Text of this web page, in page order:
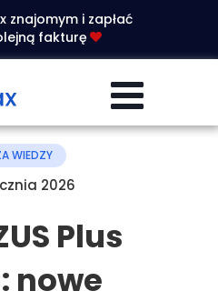
znajomym i zapłać
fakturę
2026
Plus
nowe
WIEDZY